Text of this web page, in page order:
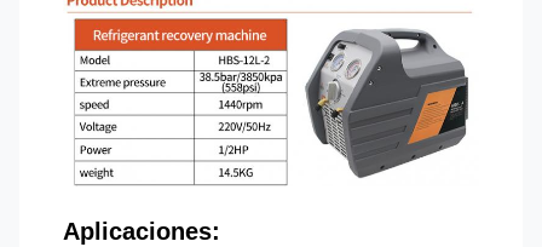
Aplicaciones: